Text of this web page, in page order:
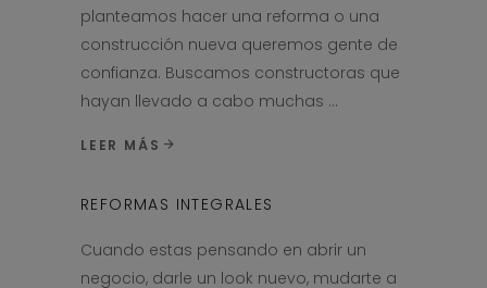
planteamos hacer una reforma o una
construcción nueva queremos gente de
confianza. Buscamos constructoras que
hayan llevado a cabo muchas
LEER MÁS
REFORMAS INTEGRALES
Cuando estas pensando en abrir un
negocio, darle un look nuevo, mudarte a